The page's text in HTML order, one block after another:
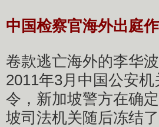
中国检察官海外出庭
卷款逃亡海外的李华
2011年3月中国公安
令，新加坡警方在确
坡司法机关随后冻结